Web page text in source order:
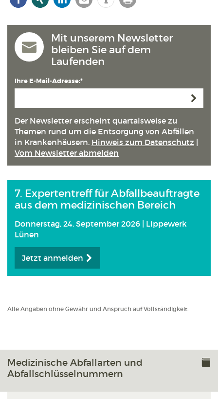
Mit unserem Newsletter
bleiben Sie auf dem
Laufenden
Ihre E-Mail-Adresse:*
Der Newsletter erscheint quartals­weise zu
Themen rund um die Entsorgung von Abfällen
in Kranken­häusern. Hinweis zum Datenschutz
Vom Newsletter abmelden
7. Expertentreff für Abfallbeauftragte
aus dem medizinischen Bereich
Donnerstag, 24. September 2026 | Lippewerk
Lünen
Jetzt anmelden
Alle Angaben ohne Gewähr und Anspruch auf Vollständigkeit.
Medizinische Abfallarten und
Abfallschlüsselnummern